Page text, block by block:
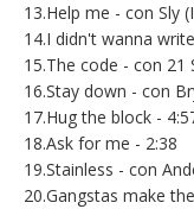
13.Help me - con Sly
14.I didn't wanna
15.The code - con 21
16.Stay down - con
17.Hug the block -
18.Ask for me - 2:38
19.Stainless - con
20.Gangstas make